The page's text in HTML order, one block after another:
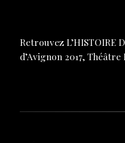
Retrouvez L’HISTOIRE
d’Avignon 2017, Théâtre